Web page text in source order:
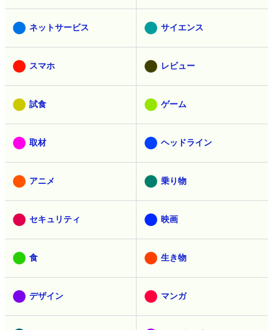
ネットサービス サイエンス
スマホ レビュー
試食 ゲーム
取材 ヘッドライン
アニメ 乗り物
セキュリティ 映画
食 生き物
デザイン マンガ